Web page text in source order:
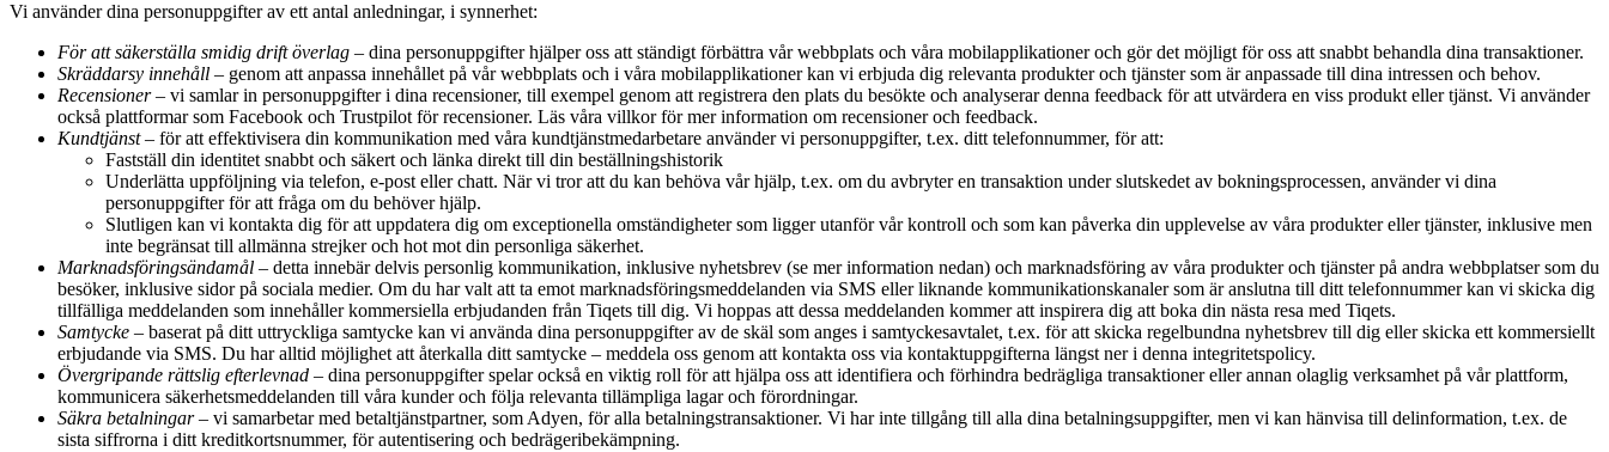
Vi använder dina personuppgifter av ett antal anledningar, i synnerhet:
För att säkerställa smidig drift överlag – dina personuppgifter hjälper oss att ständigt förbättra vår webbplats och våra mobilapplikationer och gör det möjligt för oss att snabbt behandla dina transaktioner.
Skräddarsy innehåll – genom att anpassa innehållet på vår webbplats och i våra mobilapplikationer kan vi erbjuda dig relevanta produkter och tjänster som är anpassade till dina intressen och behov.
Recensioner– vi samlar in personuppgifter i dina recensioner, till exempel genom att registrera den plats du besökte och analyserar denna feedback för att utvärdera en viss produkt eller tjänst. Vi använder
också plattformar som Facebook och Trustpilot för recensioner. Läs våra villkor för mer information om recensioner och feedback.
Kundtjänst– för att effektivisera din kommunikation med våra kundtjänstmedarbetare använder vi personuppgifter, t.ex. ditt telefonnummer, för att:
Fastställ din identitet snabbt och säkert och länka direkt till din beställningshistorik
Underlätta uppföljning via telefon, e-post eller chatt. När vi tror att du kan behöva vår hjälp, t.ex. om du avbryter en transaktion under slutskedet av bokningsprocessen, använder vi dina
personuppgifter för att fråga om du behöver hjälp.
Slutligen kan vi kontakta dig för att uppdatera dig om exceptionella omständigheter som ligger utanför vår kontroll och som kan påverka din upplevelse av våra produkter eller tjänster, inklusive men
inte begränsat till allmänna strejker och hot mot din personliga säkerhet.
Marknadsföringsändamål – detta innebär delvis personlig kommunikation, inklusive nyhetsbrev (se mer information nedan) och marknadsföring av våra produkter och tjänster på andra webbplatser som du
besöker, inklusive sidor på sociala medier. Om du har valt att ta emot marknadsföringsmeddelanden via SMS eller liknande kommunikationskanaler som är anslutna till ditt telefonnummer kan vi skicka dig
tillfälliga meddelanden som innehåller kommersiella erbjudanden från Tiqets till dig. Vi hoppas att dessa meddelanden kommer att inspirera dig att boka din nästa resa med Tiqets.
Samtycke – baserat på ditt uttryckliga samtycke kan vi använda dina personuppgifter av de skäl som anges i samtyckesavtalet, t.ex. för att skicka regelbundna nyhetsbrev till dig eller skicka ett kommersiellt
erbjudande via SMS. Du har alltid möjlighet att återkalla ditt samtycke – meddela oss genom att kontakta oss via kontaktuppgifterna längst ner i denna integritetspolicy.
Övergripande rättslig efterlevnad – dina personuppgifter spelar också en viktig roll för att hjälpa oss att identifiera och förhindra bedrägliga transaktioner eller annan olaglig verksamhet på vår plattform,
kommunicera säkerhetsmeddelanden till våra kunder och följa relevanta tillämpliga lagar och förordningar.
Säkra betalningar– vi samarbetar med betaltjänstpartner, som Adyen, för alla betalningstransaktioner. Vi har inte tillgång till alla dina betalningsuppgifter, men vi kan hänvisa till delinformation, t.ex. de
sista siffrorna i ditt kreditkortsnummer, för autentisering och bedrägeribekämpning.